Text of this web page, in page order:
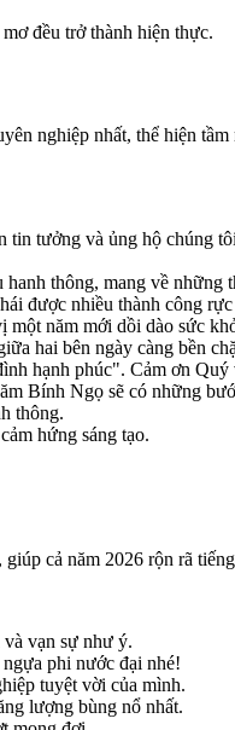
đều trở thành hiện thực.
nghiệp nhất, thể hiện
tưởng và ủng hộ chúng
thông, mang về những
được nhiều thành công
năm mới dồi dào sức
hai bên ngày càng bền
hạnh phúc". Cảm ơn Quý
Bính Ngọ sẽ có những
thông.
hứng sáng tạo.
cả năm 2026 rộn rã
vạn sự như ý.
phi nước đại nhé!
tuyệt vời của mình.
lượng bùng nổ nhất.